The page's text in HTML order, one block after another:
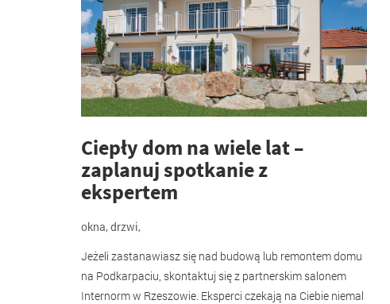
Ciepły dom na wiele lat –
zaplanuj spotkanie z
ekspertem
okna,drzwi,
Jeżeli zastanawiasz się nad budową lub remontem domu
na Podkarpaciu, skontaktuj się z partnerskim salonem
Internorm w Rzeszowie. Eksperci czekają na Ciebie niemal